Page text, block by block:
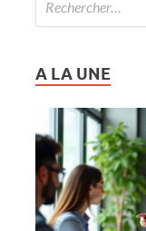
A LA UNE